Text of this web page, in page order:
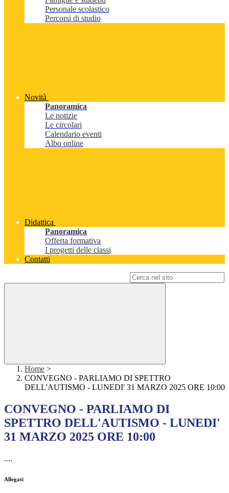
Personale scolastico
Percorsi di studio
Novità
Panoramica
Le notizie
Le circolari
Calendario eventi
Albo online
Didattica
Panoramica
Offerta formativa
I progetti delle classi
Contatti
Home >
CONVEGNO - PARLIAMO DI SPETTRO
DELL'AUTISMO - LUNEDI' 31 MARZO 2025 ORE 10:00
CONVEGNO - PARLIAMO DI
SPETTRO DELL'AUTISMO - LUNEDI'
31 MARZO 2025 ORE 10:00
....
Allegati